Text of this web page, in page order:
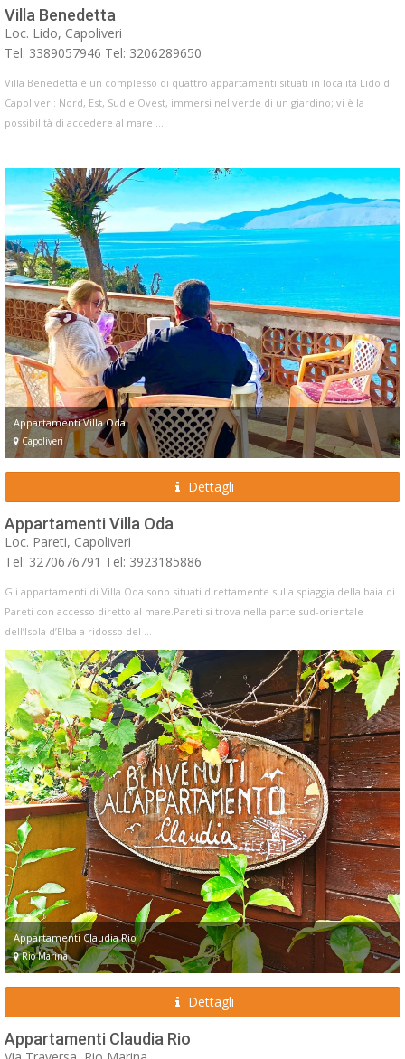
Villa Benedetta
Loc. Lido, Capoliveri
Tel: 3389057946 Tel: 3206289650
Villa Benedetta è un complesso di quattro appartamenti situati in località Lido di
Capoliveri: Nord, Est, Sud e Ovest, immersi nel verde di un giardino; vi è la
possibilità di accedere al mare ...
Appartamenti Villa Oda
Capoliveri
Dettagli
Appartamenti Villa Oda
Loc. Pareti, Capoliveri
Tel: 3270676791 Tel: 3923185886
Gli appartamenti di Villa Oda sono situati direttamente sulla spiaggia della baia di
Pareti con accesso diretto al mare.Pareti si trova nella parte sud-orientale
dell’Isola d’Elba a ridosso del ...
Appartamenti Claudia Rio
Rio Marina
Dettagli
Appartamenti Claudia Rio